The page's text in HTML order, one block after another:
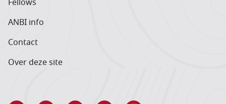
ANBI info
Contact
Over deze site